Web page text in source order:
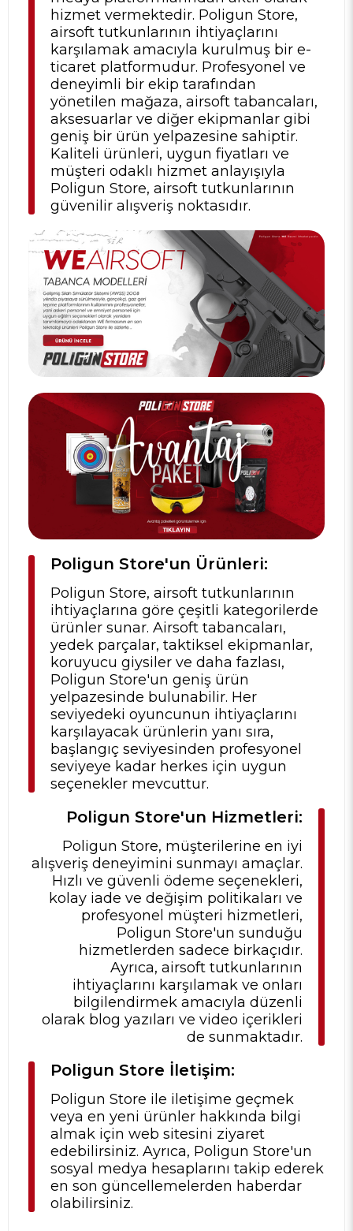
hizmet vermektedir. Poligun Store,
airsoft tutkunlarının ihtiyaçlarını
karşılamak amacıyla kurulmuş bir e-
ticaret platformudur. Profesyonel ve
deneyimli bir ekip tarafından
yönetilen mağaza, airsoft tabancaları,
aksesuarlar ve diğer ekipmanlar gibi
geniş bir ürün yelpazesine sahiptir.
Kaliteli ürünleri, uygun fiyatları ve
müşteri odaklı hizmet anlayışıyla
Poligun Store, airsoft tutkunlarının
güvenilir alışveriş noktasıdır.
Poligun Store'un Ürünleri:
Poligun Store, airsoft tutkunlarının
ihtiyaçlarına göre çeşitli kategorilerde
ürünler sunar. Airsoft tabancaları,
yedek parçalar, taktiksel ekipmanlar,
koruyucu giysiler ve daha fazlası,
Poligun Store'un geniş ürün
yelpazesinde bulunabilir. Her
seviyedeki oyuncunun ihtiyaçlarını
karşılayacak ürünlerin yanı sıra,
başlangıç seviyesinden profesyonel
seviyeye kadar herkes için uygun
seçenekler mevcuttur.
Poligun Store'un Hizmetleri:
Poligun Store, müşterilerine en iyi
alışveriş deneyimini sunmayı amaçlar.
Hızlı ve güvenli ödeme seçenekleri,
kolay iade ve değişim politikaları ve
profesyonel müşteri hizmetleri,
Poligun Store'un sunduğu
hizmetlerden sadece birkaçıdır.
Ayrıca, airsoft tutkunlarının
ihtiyaçlarını karşılamak ve onları
bilgilendirmek amacıyla düzenli
olarak blog yazıları ve video içerikleri
de sunmaktadır.
Poligun Store İletişim:
Poligun Store ile iletişime geçmek
veya en yeni ürünler hakkında bilgi
almak için web sitesini ziyaret
edebilirsiniz. Ayrıca, Poligun Store'un
sosyal medya hesaplarını takip ederek
en son güncellemelerden haberdar
olabilirsiniz.